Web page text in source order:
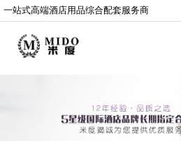
一站式高端酒店用品综合配套服务商